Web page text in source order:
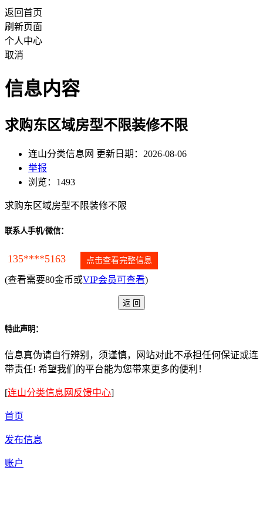
返回首页
刷新页面
个人中心
取消
信息内容
求购东区域房型不限装修不限
连山分类信息网 更新日期：2026-08-06
举报
浏览：1493
求购东区域房型不限装修不限
联系人手机/微信：
135****5163 点击查看完整信息
(查看需要80金币或VIP会员可查看)
特此声明：
信息真伪请自行辨别，须谨慎，网站对此不承担任何保证或连
带责任! 希望我们的平台能为您带来更多的便利！
[连山分类信息网反馈中心]
首页
发布信息
账户